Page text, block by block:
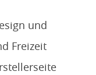
und
Freizeit